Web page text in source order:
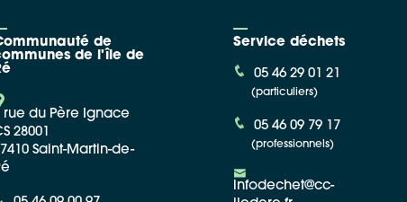
de
de l'île de
rue du Père Ignace
28001
Saint-Martin-de-
Service déchets
05 46 29 01 21
(particuliers)
05 46 09 79 17
(professionnels)
infodechet@cc-